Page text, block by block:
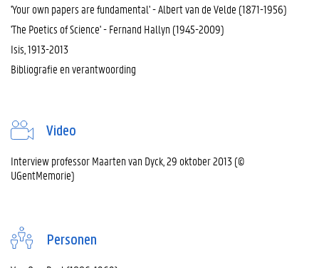
'Your own papers are fundamental' - Albert van de Velde (1871-1956)
'The Poetics of Science' - Fernand Hallyn (1945-2009)
Isis, 1913-2013
Bibliografie en verantwoording
Video
Interview professor Maarten van Dyck, 29 oktober 2013 (©
UGentMemorie)
Personen